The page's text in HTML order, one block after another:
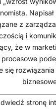
z
i
że w
procesowe
się
stronę